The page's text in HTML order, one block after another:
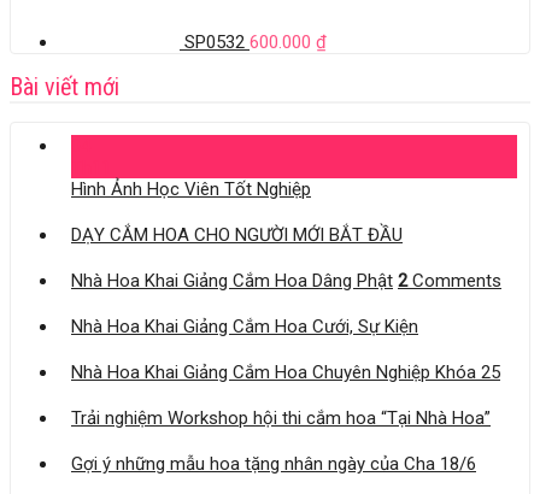
SP0532 600.000 ₫
Bài viết mới
Hình Ảnh Học Viên Tốt Nghiệp
DẠY CẮM HOA CHO NGƯỜI MỚI BẮT ĐẦU
Nhà Hoa Khai Giảng Cắm Hoa Dâng Phật 2Comments
Nhà Hoa Khai Giảng Cắm Hoa Cưới, Sự Kiện
Nhà Hoa Khai Giảng Cắm Hoa Chuyên Nghiệp Khóa 25
Trải nghiệm Workshop hội thi cắm hoa “Tại Nhà Hoa”
Gợi ý những mẫu hoa tặng nhân ngày của Cha 18/6